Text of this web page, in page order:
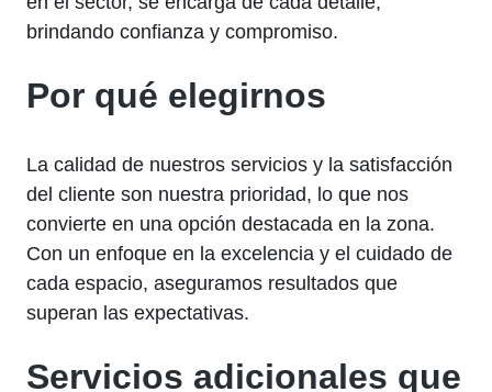
brindando confianza y compromiso.
Por qué elegirnos
La calidad de nuestros servicios y la satisfacción
del cliente son nuestra prioridad, lo que nos
convierte en una opción destacada en la zona.
Con un enfoque en la excelencia y el cuidado de
cada espacio, aseguramos resultados que
superan las expectativas.
Servicios adicionales que